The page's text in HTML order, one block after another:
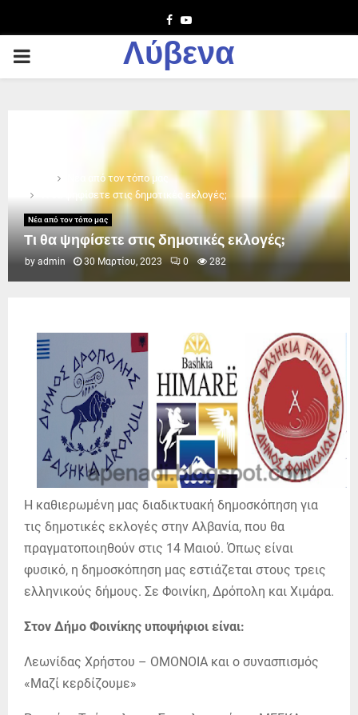
Facebook
Youtube
PRIMARY
Λύβενα
Νέα από τον τόπο μας
Τι θα ψηφίσετε στις δημοτικές εκλογές;
Νέα από τον τόπο μας
Τι θα ψηφίσετε στις δημοτικές εκλογές;
by admin 30 Μαρτίου, 2023 0 282
Η καθιερωμένη μας διαδικτυακή δημοσκόπηση για
τις δημοτικές εκλογές στην Αλβανία, που θα
πραγματοποιηθούν στις 14 Μαιού. Όπως είναι
φυσικό, η δημοσκόπηση μας εστιάζεται στους τρεις
ελληνικούς δήμους. Σε Φοινίκη, Δρόπολη και Χιμάρα.
Στον Δήμο Φοινίκης υποψήφιοι είναι:
Λεωνίδας Χρήστου – ΟΜΟΝΟΙΑ και ο συνασπισμός
«Μαζί κερδίζουμε»